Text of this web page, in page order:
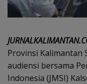
Provinsi Kalimantan
audiensi bersama
Indonesia (JMSI)